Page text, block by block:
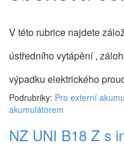
V této rubrice najdete
ústředního vytápění ,
výpadku elektrického
Podrubriky: Pro externí
akumulátorem
NZ UNI B18 Z s